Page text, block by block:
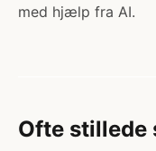
med hjælp fra AI.
Ofte stillede